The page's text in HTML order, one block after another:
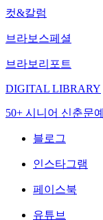
컷&칼럼
브라보스페셜
브라보리포트
DIGITAL LIBRARY
50+ 시니어 신춘문예
블로그
인스타그램
페이스북
유튜브